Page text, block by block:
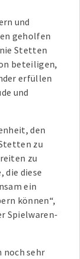
und
geholfen
Stetten
beteiligen,
erfüllen
und
den
zu
zu
die diese
ein
können“,
Spielwaren-
noch sehr